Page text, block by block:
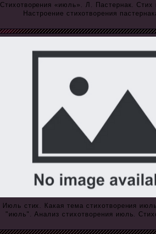
Стихотворения «июль». Л. Пастернак. Стих
Настроение стихотворения
Июль стих. Какая тема стихотворения
"июль". Анализ стихотворения июль.